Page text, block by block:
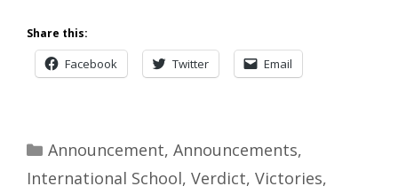
Share this:
Facebook Twitter Email
Categories
Announcement, Announcements,
International School, Verdict, Victories,